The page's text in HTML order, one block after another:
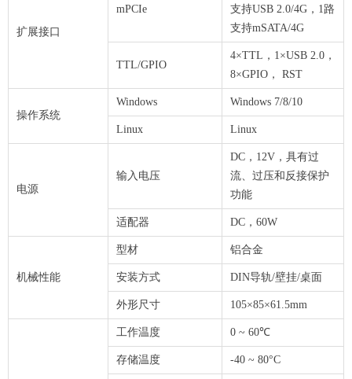
扩展接口
mPCIe
支持USB 2.0/4G，1路
支持mSATA/4G
TTL/GPIO
4×TTL，1×USB 2.0，
8×GPIO， RST
操作系统
Windows Windows 7/8/10
Linux Linux
电源
输入电压
DC，12V，具有过
流、过压和反接保护
功能
适配器 DC，60W
机械性能
型材 铝合金
安装方式 DIN导轨/壁挂/桌面
外形尺寸 105×85×61.5mm
工作温度 0 ~ 60℃
存储温度 -40 ~ 80°C